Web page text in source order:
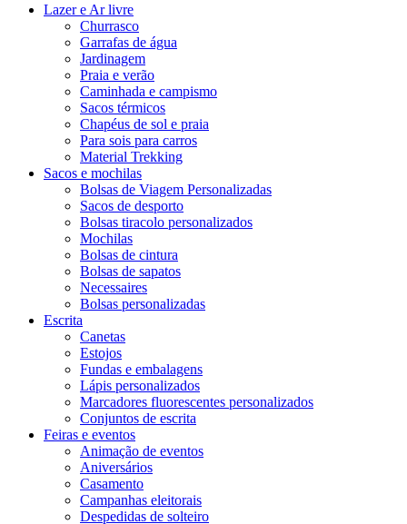
Lazer e Ar livre
Churrasco
Garrafas de água
Jardinagem
Praia e verão
Caminhada e campismo
Sacos térmicos
Chapéus de sol e praia
Para sois para carros
Material Trekking
Sacos e mochilas
Bolsas de Viagem Personalizadas
Sacos de desporto
Bolsas tiracolo personalizados
Mochilas
Bolsas de cintura
Bolsas de sapatos
Necessaires
Bolsas personalizadas
Escrita
Canetas
Estojos
Fundas e embalagens
Lápis personalizados
Marcadores fluorescentes personalizados
Conjuntos de escrita
Feiras e eventos
Animação de eventos
Aniversários
Casamento
Campanhas eleitorais
Despedidas de solteiro